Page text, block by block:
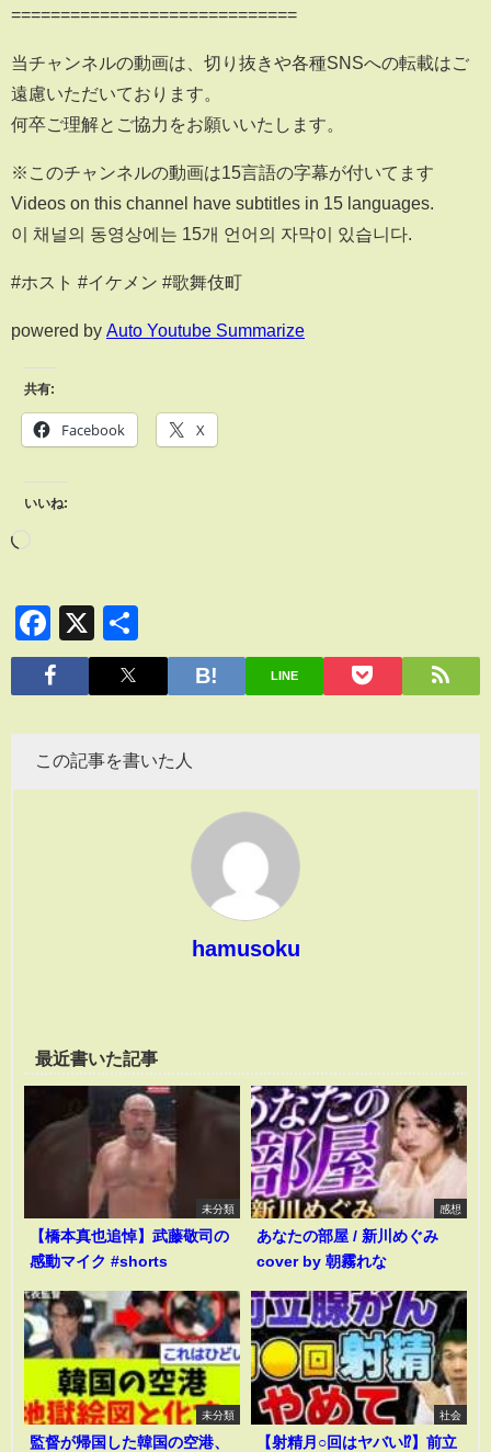
=============================
当チャンネルの動画は、切り抜きや各種SNSへの転載はご
遠慮いただいております。
何卒ご理解とご協力をお願いいたします。
※このチャンネルの動画は15言語の字幕が付いてます
Videos on this channel have subtitles in 15 languages.
이 채널의 동영상에는 15개 언어의 자막이 있습니다.
#ホスト #イケメン #歌舞伎町
powered by Auto Youtube Summarize
共有:
Facebook X
いいね:
Facebook
X
有
LINE
この記事を書いた人
hamusoku
最近書いた記事
未分類
【橋本真也追悼】武藤敬司の
感動マイク #shorts
感想
あなたの部屋 / 新川めぐみ
cover by 朝霧れな
未分類
監督が帰国した韓国の空港、
社会
【射精月○回はヤバい⁉︎】前立